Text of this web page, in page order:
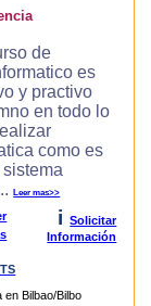
de
es
y practivo
en todo lo
como es
Leer mas>>
i
Solicitar
Información